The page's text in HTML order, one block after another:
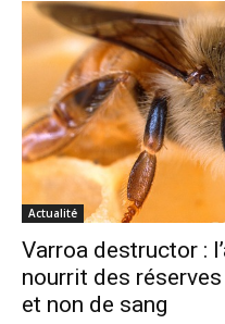
Actualité
Varroa destructor :
nourrit des
et non de sang